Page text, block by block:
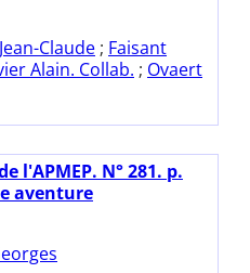
Claude ; Faisant
Alain. Collab. ; Ovaert
l'APMEP. N° 281. p.
aventure